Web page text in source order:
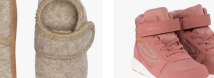
bevegelsesfrihet, perfekt for lek og